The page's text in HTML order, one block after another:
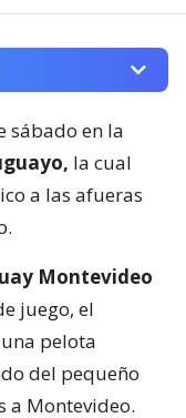
sábado en la
la cual
a las afueras
Montevideo
juego, el
pelota
del pequeño
a Montevideo.